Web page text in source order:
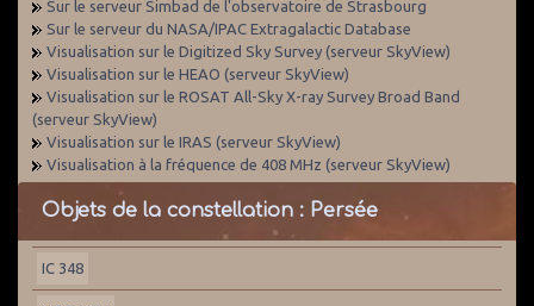
Sur le serveur Simbad de l'observatoire de Strasbourg
Sur le serveur du NASA/IPAC Extragalactic Database
Visualisation sur le Digitized Sky Survey (serveur SkyView)
Visualisation sur le HEAO (serveur SkyView)
Visualisation sur le ROSAT All-Sky X-ray Survey Broad Band
(serveur SkyView)
Visualisation sur le IRAS (serveur SkyView)
Visualisation à la fréquence de 408 MHz (serveur SkyView)
Objets de la constellation : Persée
IC 348